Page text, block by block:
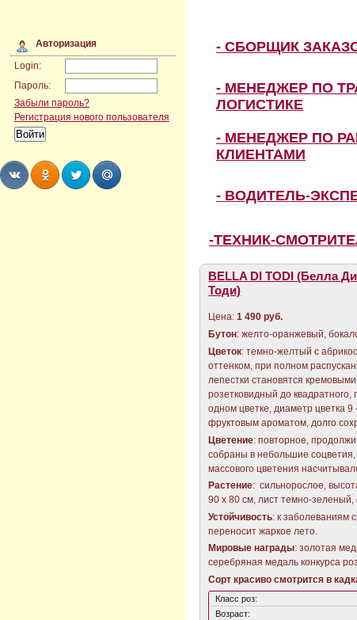
Авторизация
Login:
Пароль:
Забыли пароль?
Регистрация нового пользователя
- СБОРЩИК
- МЕНЕДЖЕР ПО
ЛОГИСТИКЕ
- МЕНЕДЖЕР ПО
КЛИЕНТАМИ
- ВОДИТЕЛЬ-
-ТЕХНИК-
BELLA DI TODI (Белла Ди
Тоди)
Цена:1 490 руб.
Бутон: желто-оранжевый,
Цветок: темно-желтый с
оттенком, при полном
лепестки становятся
розетковидный до квадратного,
одном цветке, диаметр цветка
фруктовым ароматом, долго
Цветение: повторное,
собраны в небольшие
массового цветения
Растение: сильнорослое,
90 х 80 см, лист темно-
Устойчивость: к заболеваниям
переносит жаркое лето.
Мировые награды: золотая
серебряная медаль конкурса
Сорт красиво смотрится в
Класс роз:
Возраст: